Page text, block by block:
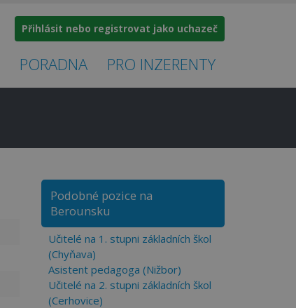
Přihlásit nebo registrovat jako uchazeč
PORADNA PRO INZERENTY
Podobné pozice na
Berounsku
Učitelé na 1. stupni základních škol
(Chyňava)
Asistent pedagoga (Nižbor)
Učitelé na 2. stupni základních škol
(Cerhovice)